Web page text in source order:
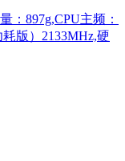
：897g,CPU主频：
版）2133MHz,硬